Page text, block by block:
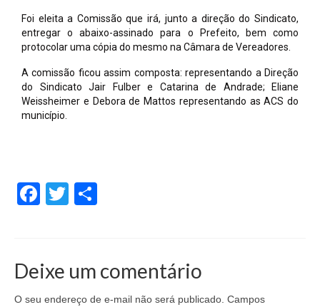
Foi eleita a Comissão que irá, junto a direção do Sindicato,
entregar o abaixo-assinado para o Prefeito, bem como
protocolar uma cópia do mesmo na Câmara de Vereadores.
A comissão ficou assim composta: representando a Direção
do Sindicato Jair Fulber e Catarina de Andrade; Eliane
Weissheimer e Debora de Mattos representando as ACS do
município.
Facebook
Twitter
Deixe um comentário
O seu endereço de e-mail não será publicado. Campos